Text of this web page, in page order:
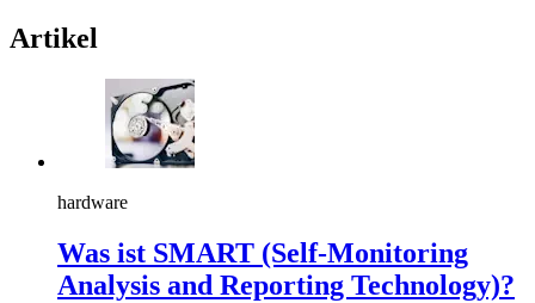
Artikel
hardware
Was ist SMART (Self-Monitoring
Analysis and Reporting Technology)?